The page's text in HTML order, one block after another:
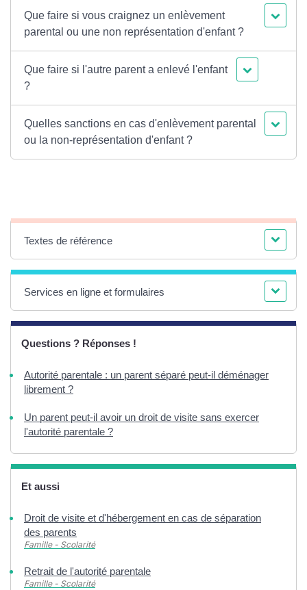
Que faire si vous craignez un enlèvement
parental ou une non représentation d'enfant ?
Que faire si l'autre parent a enlevé l'enfant
?
Quelles sanctions en cas d'enlèvement parental
ou la non-représentation d'enfant ?
Textes de référence
Services en ligne et formulaires
Questions ? Réponses !
Autorité parentale : un parent séparé peut-il déménager
librement ?
Un parent peut-il avoir un droit de visite sans exercer
l'autorité parentale ?
Et aussi
Droit de visite et d'hébergement en cas de séparation
des parents
Famille - Scolarité
Retrait de l'autorité parentale
Famille - Scolarité